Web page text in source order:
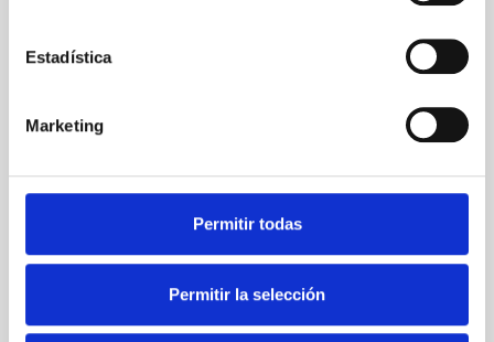
Estadística
Marketing
Permitir todas
Permitir la selección
Te mostramos un extracto de
datos de la OMS
acerca de su importancia y la necesidad de
ayudan a proteger a los lactantes de
enfermedades.
En las madres, reduce el riesgo de cáncer de
mama y de ovario, diabetes de tipo 2 y